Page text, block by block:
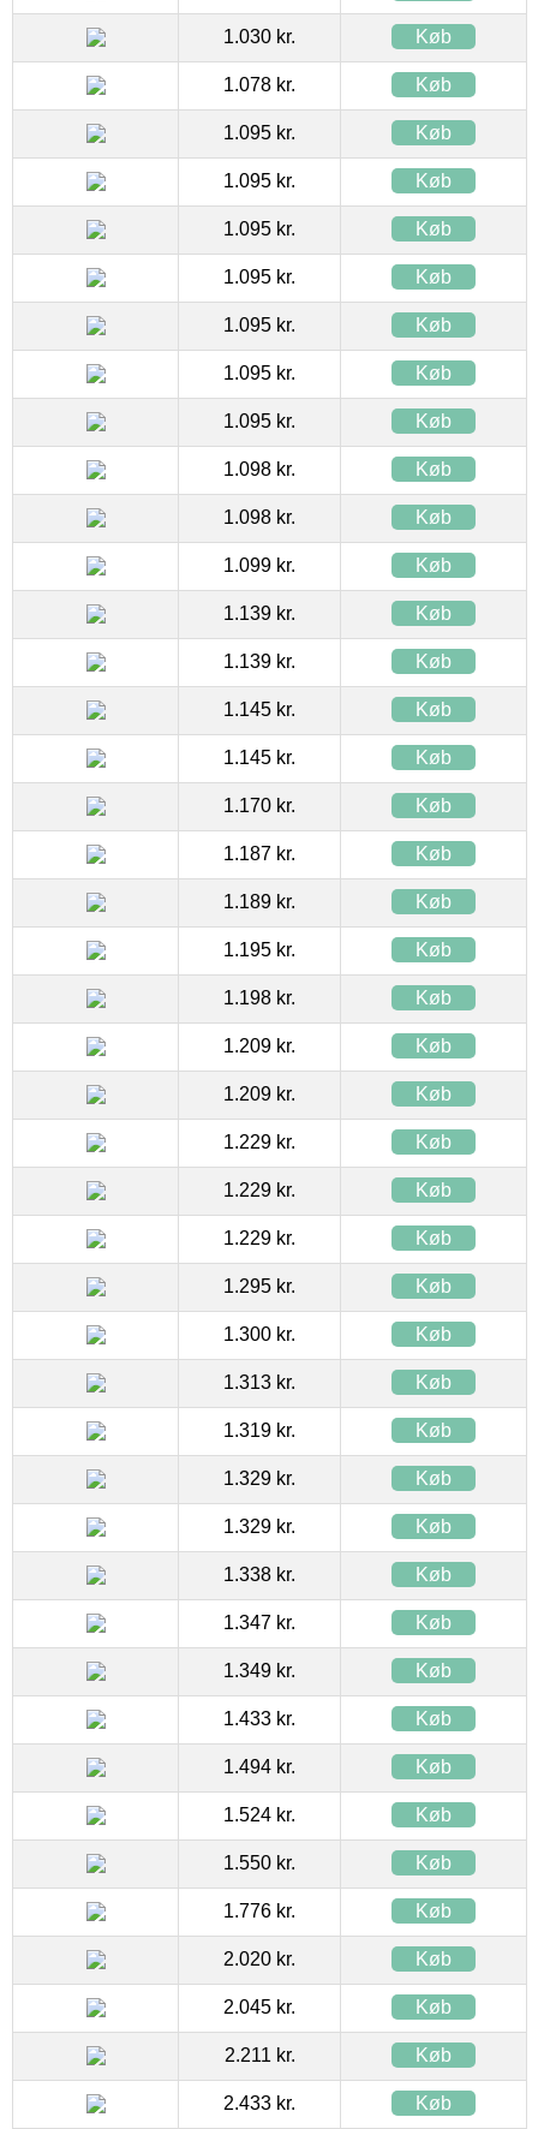
1.030 kr. Køb
1.078 kr. Køb
1.095 kr. Køb
1.095 kr. Køb
1.095 kr. Køb
1.095 kr. Køb
1.095 kr. Køb
1.095 kr. Køb
1.095 kr. Køb
1.098 kr. Køb
1.098 kr. Køb
1.099 kr. Køb
1.139 kr. Køb
1.139 kr. Køb
1.145 kr. Køb
1.145 kr. Køb
1.170 kr. Køb
1.187 kr. Køb
1.189 kr. Køb
1.195 kr. Køb
1.198 kr. Køb
1.209 kr. Køb
1.209 kr. Køb
1.229 kr. Køb
1.229 kr. Køb
1.229 kr. Køb
1.295 kr. Køb
1.300 kr. Køb
1.313 kr. Køb
1.319 kr. Køb
1.329 kr. Køb
1.329 kr. Køb
1.338 kr. Køb
1.347 kr. Køb
1.349 kr. Køb
1.433 kr. Køb
1.494 kr. Køb
1.524 kr. Køb
1.550 kr. Køb
1.776 kr. Køb
2.020 kr. Køb
2.045 kr. Køb
2.211 kr. Køb
2.433 kr. Køb